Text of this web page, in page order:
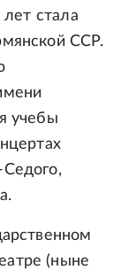
лет стала
ССР.
учебы
(ныне